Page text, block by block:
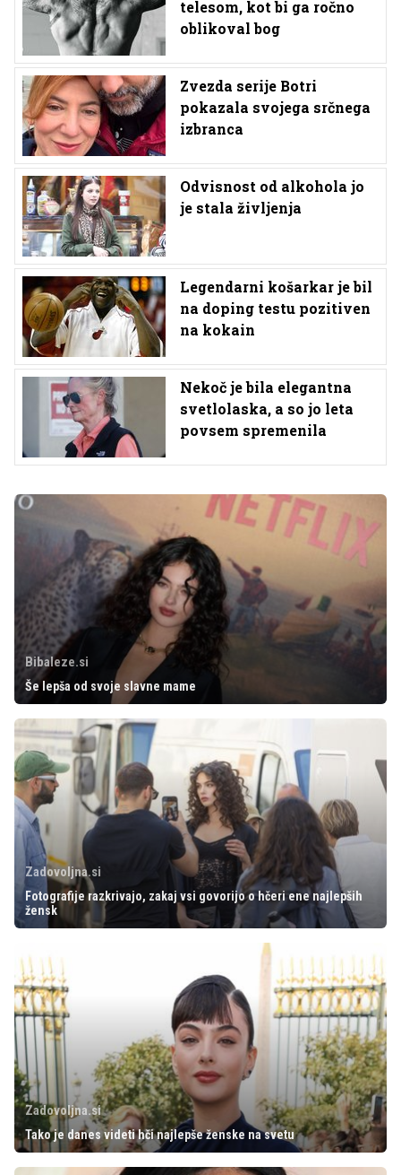
telesom, kot bi ga ročno
oblikoval bog
Zvezda serije Botri
pokazala svojega srčnega
izbranca
Odvisnost od alkohola jo
je stala življenja
Legendarni košarkar je bil
na doping testu pozitiven
na kokain
Nekoč je bila elegantna
svetlolaska, a so jo leta
povsem spremenila
Bibaleze.si
Še lepša od svoje slavne mame
Zadovoljna.si
Fotografije razkrivajo, zakaj vsi govorijo o hčeri ene najlepših
žensk
Zadovoljna.si
Tako je danes videti hči najlepše ženske na svetu